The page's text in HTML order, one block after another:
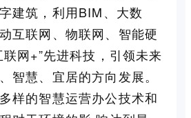
建筑，利用BIM、大数
互联网、物联网、智能硬
网+”先进科技，引领未来
智慧、宜居的方向发展。
样的智慧运营办公技术和